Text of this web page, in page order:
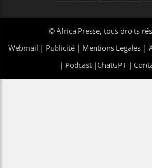
© Africa Presse, tous droits
Webmail | Publicité | Mentions Legales |
| Podcast| ChatGPT|